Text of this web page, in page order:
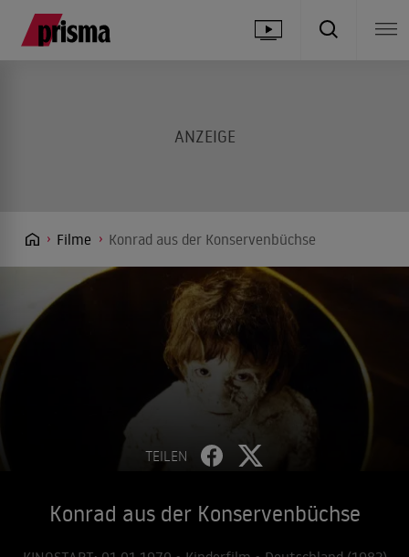
Filme Konrad aus der Konservenbüchse
TEILEN
Konrad aus der Konservenbüchse